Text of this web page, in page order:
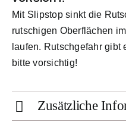
Mit Slipstop sinkt die
rutschigen Oberflächen
laufen. Rutschgefahr gibt
bitte vorsichtig!
Zusätzliche